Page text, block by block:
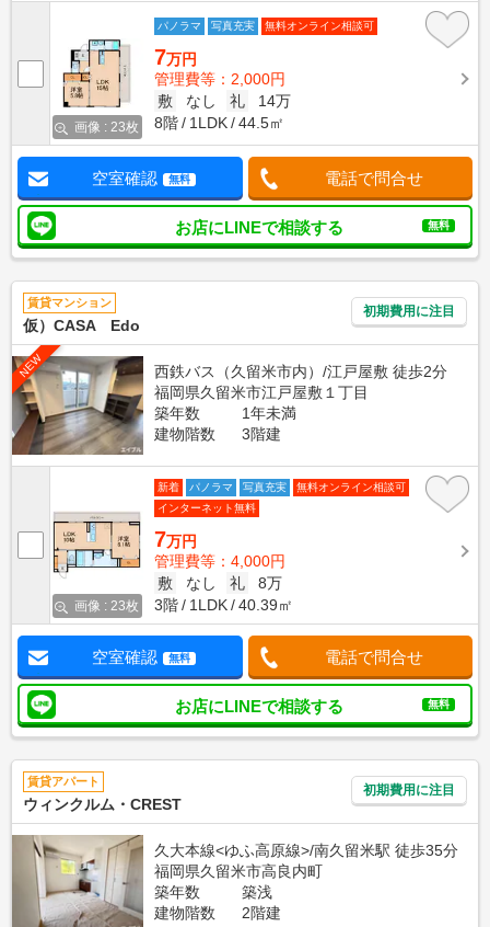
画像 : 23枚
パノラマ 写真充実 無料オンライン相談可
7万円
管理費等：2,000円
敷
なし 礼
14万
8階
1LDK 44.5㎡
空室確認 無料 電話で問合せ
お店にLINEで相談する 無料
賃貸マンション
仮）CASA Edo
初期費用に注目
NEW
西鉄バス（久留米市内）/江戸屋敷 徒歩2分
福岡県久留米市江戸屋敷１丁目
築年数
1年未満
建物階数
3階建
画像 : 23枚
新着 パノラマ 写真充実
無料オンライン相談可
インターネット無料
7万円
管理費等：4,000円
敷
なし 礼
8万
3階
1LDK 40.39㎡
空室確認 無料 電話で問合せ
お店にLINEで相談する 無料
賃貸アパート
ウィンクルム・CREST
初期費用に注目
久大本線<ゆふ高原線>/南久留米駅 徒歩35分
福岡県久留米市高良内町
築年数
築浅
建物階数
2階建